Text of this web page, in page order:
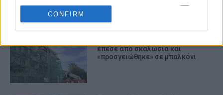
I want to allow Google to enable storage
related to security, including
prevention, and other user protection.
CONFIRM
έπεσε από σκαλωσιά και
«προσγειώθηκε» σε μπαλκόνι